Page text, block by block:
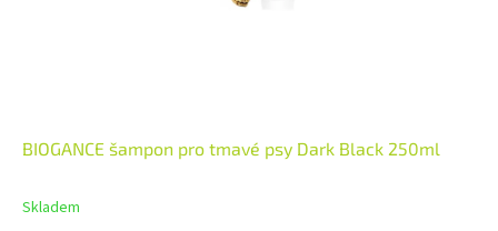
BIOGANCE šampon pro tmavé psy Dark Black 250ml
Skladem